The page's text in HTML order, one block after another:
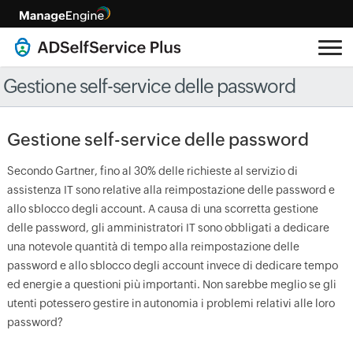
Gestione self-service delle password
Gestione self-service delle password
Secondo Gartner, fino al 30% delle richieste al servizio di
assistenza IT sono relative alla reimpostazione delle password e
allo sblocco degli account. A causa di una scorretta gestione
delle password, gli amministratori IT sono obbligati a dedicare
una notevole quantità di tempo alla reimpostazione delle
password e allo sblocco degli account invece di dedicare tempo
ed energie a questioni più importanti. Non sarebbe meglio se gli
utenti potessero gestire in autonomia i problemi relativi alle loro
password?